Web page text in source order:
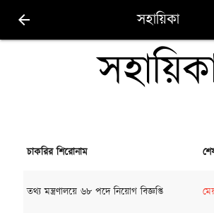
arrow_back সহায়িকা
চাকরির শিরোনাম
তথ্য মন্ত্রণালয়ে ৬৮ পদে নিয়োগ বিজ্ঞপ্তি